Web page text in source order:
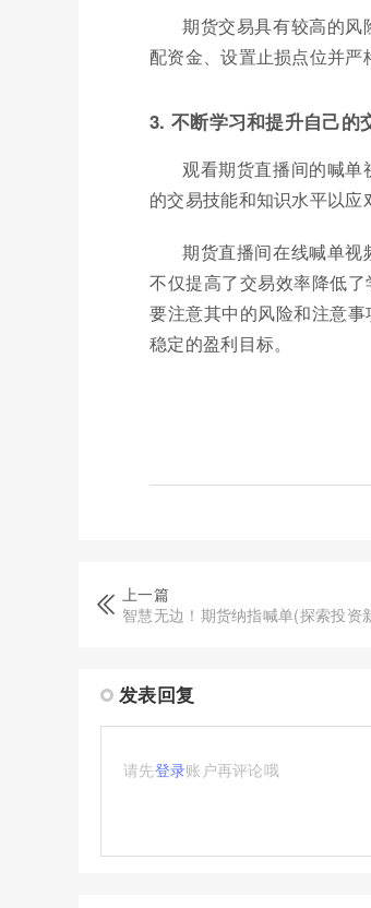
期货交易具有较高的
配资金、设置止损点位并严
3. 不断学习和提升自己的
观看期货直播间的喊
的交易技能和知识水平以应
期货直播间在线喊单
不仅提高了交易效率降低
要注意其中的风险和注意
稳定的盈利目标。
上一篇
智慧无边！期货纳指喊单(探索投资
发表回复
请先登录账户再评论哦